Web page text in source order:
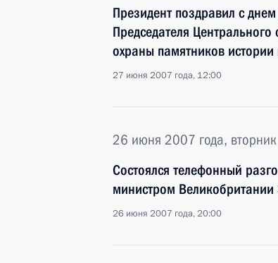
Президент поздравил с
Председателя
охраны памятников истории
27 июня 2007 года, 12:00
26 июня 2007 года, вторник
Состоялся телефонный
министром
26 июня 2007 года, 20:00